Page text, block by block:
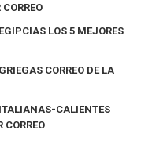
LOS 5 MEJORES
CORREO DE LA
CALIENTES
CORREO